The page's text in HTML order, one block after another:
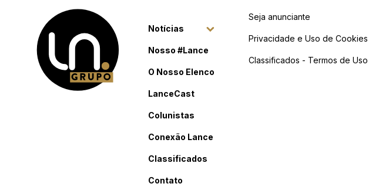
Notícias
Nosso #Lance
O Nosso Elenco
LanceCast
Colunistas
Conexão Lance
Classificados
Contato
Seja anunciante
Privacidade e Uso de Cookies
Classificados - Termos de Uso